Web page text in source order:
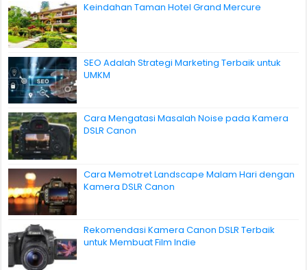
Keindahan Taman Hotel Grand Mercure
SEO Adalah Strategi Marketing Terbaik untuk
UMKM
Cara Mengatasi Masalah Noise pada Kamera
DSLR Canon
Cara Memotret Landscape Malam Hari dengan
Kamera DSLR Canon
Rekomendasi Kamera Canon DSLR Terbaik
untuk Membuat Film Indie